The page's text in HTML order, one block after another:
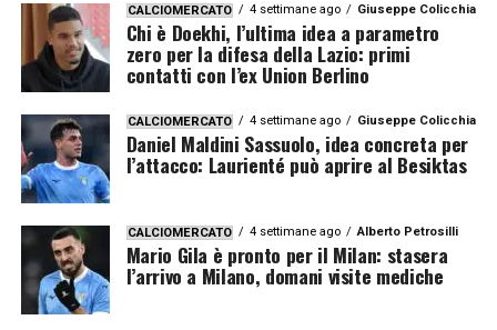
CALCIOMERCATO 4 settimane ago Giuseppe Colicchia
Chi è Doekhi, l’ultima idea a parametro
zero per la difesa della Lazio: primi
contatti con l’ex Union Berlino
CALCIOMERCATO 4 settimane ago Giuseppe Colicchia
Daniel Maldini Sassuolo, idea concreta per
l’attacco: Laurienté può aprire al Besiktas
CALCIOMERCATO 4 settimane ago Alberto Petrosilli
Mario Gila è pronto per il Milan: stasera
l’arrivo a Milano, domani visite mediche